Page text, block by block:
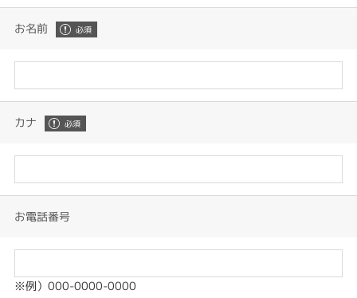
お名前
カナ
お電話番号
※例）000-0000-0000